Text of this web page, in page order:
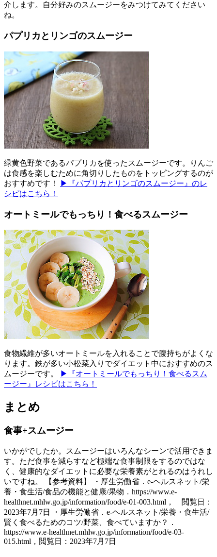
介します。自分好みのスムージーをみつけてみてください
ね。
パプリカとリンゴのスムージー
緑黄色野菜であるパプリカを使ったスムージーです。りんご
は食感を楽しむために角切りしたものをトッピングするのが
おすすめです！
▶『パプリカとリンゴのスムージー』のレ
シピはこちら！
オートミールでもっちり！食べるスムージー
食物繊維が多いオートミールを入れることで腹持ちがよくな
ります。鉄が多い小松菜入りでダイエット中におすすめのス
ムージーです。
▶『オートミールでもっちり！食べるスム
ージー』レシピはこちら！
まとめ
食事+スムージー
いかがでしたか。スムージーはいろんなシーンで活用できま
す。ただ食事を減らすなど極端な食事制限をするのではな
く、健康的なダイエットに必要な栄養素がとれるのはうれし
いですね。 【参考資料】 ・厚生労働省．e-ヘルスネット/栄
養・食生活/食品の機能と健康/果物．https://www.e-
healthnet.mhlw.go.jp/information/food/e-01-003.html， 閲覧日：
2023年7月7日 ・厚生労働省．e-ヘルスネット/栄養・食生活/
賢く食べるためのコツ/野菜、食べていますか？．
https://www.e-healthnet.mhlw.go.jp/information/food/e-03-
015.html，閲覧日：2023年7月7日